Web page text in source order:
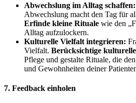
Abwechslung im Alltag schaffen:
Abwechslung macht den Tag für
Erfinde kleine Rituale wie den
Alltag aufzulockern.
Kulturelle Vielfalt integrieren:
Vielfalt. Berücksichtige
Pflege und gestalte Rituale, die
und Gewohnheiten deiner
7. Feedback einholen